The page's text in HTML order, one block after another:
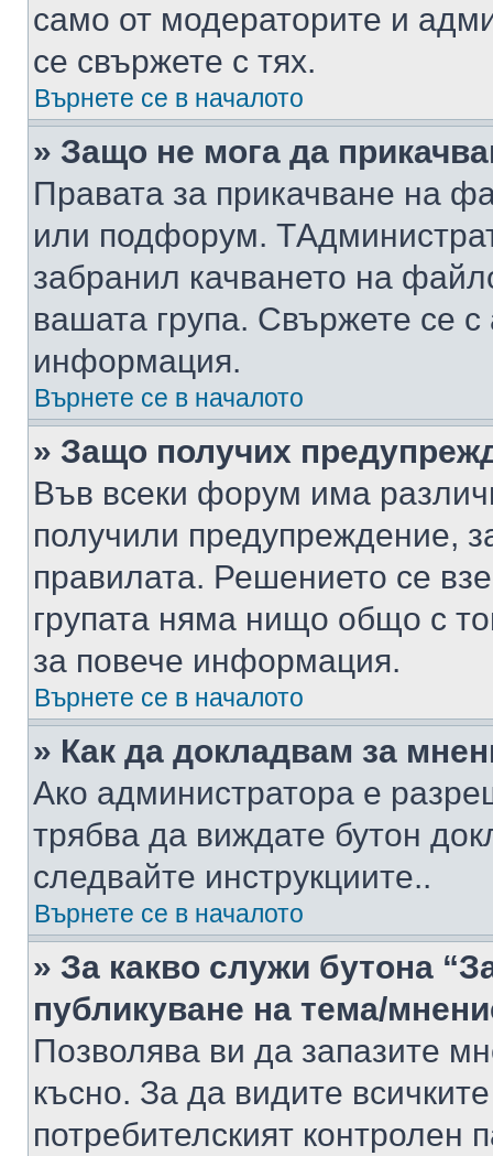
само от модераторите и
се свържете с тях.
Върнете се в началото
» Защо не мога да
Правата за прикачване на
или подфорум.
забранил качването на
вашата група. Свържете се
информация.
Върнете се в началото
» Защо получих
Във всеки форум има
получили предупреждение,
правилата. Решението се
групата няма нищо общо с
за повече информация.
Върнете се в началото
» Как да докладвам за
Ако администратора е
трябва да виждате бутон
следвайте инструкциите..
Върнете се в началото
» За какво служи бутона
публикуване на тема/
Позволява ви да запазите
късно. За да видите
потребителският контролен